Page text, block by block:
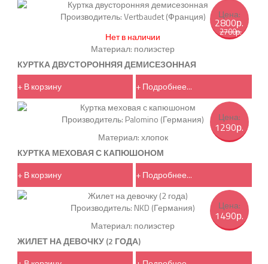
Производитель:Vertbaudet (Франция)
Нет в наличии
Цена:
2800р.
2700р.
Материал: полиэстер
КУРТКА ДВУСТОРОННЯЯ ДЕМИСЕЗОННАЯ
+ В корзину
+ Подробнее...
Производитель: Palomino (Германия) Цена:
1290р.
Материал: хлопок
КУРТКА МЕХОВАЯ С КАПЮШОНОМ
+ В корзину
+ Подробнее...
Производитель: NKD (Германия) Цена:
1490р.
Материал: полиэстер
ЖИЛЕТ НА ДЕВОЧКУ (2 ГОДА)